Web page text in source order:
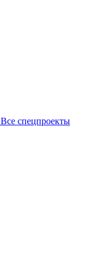
Все спецпроекты